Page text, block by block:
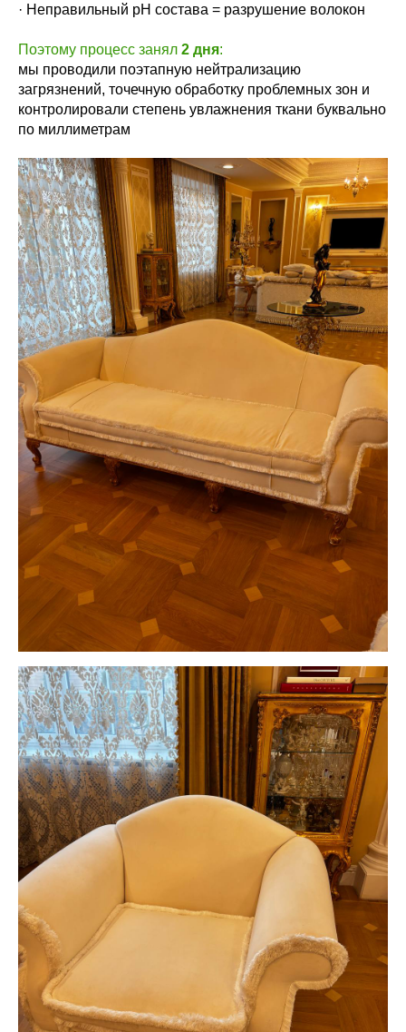
· Неправильный pH состава = разрушение волокон
Поэтому процесс занял 2 дня:
мы проводили поэтапную нейтрализацию
загрязнений, точечную обработку проблемных зон и
контролировали степень увлажнения ткани буквально
по миллиметрам